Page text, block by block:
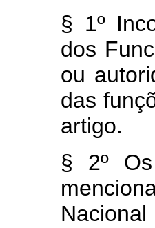
§ 1º
dos
ou
das
artigo.
§ 2º